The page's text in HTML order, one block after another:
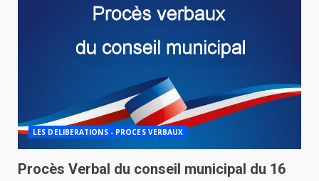
LES DELIBERATIONS - PROCES VERBAUX
Procès Verbal du conseil municipal du 16